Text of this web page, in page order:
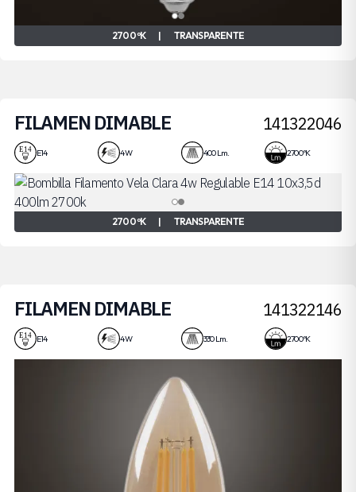
2700 ºK | TRANSPARENTE
FILAMEN DIMABLE
4W
141322046
E14 4 W 400 Lm. 2700 ºK
2700 ºK | TRANSPARENTE
FILAMEN DIMABLE
4W
141322146
E14 4 W 330 Lm. 2700 ºK